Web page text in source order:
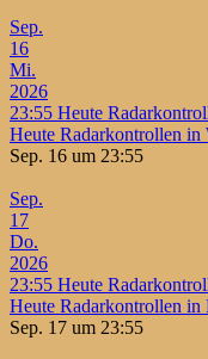
Sep.
16
Mi.
2026
23:55 Heute
Heute Radarkontrollen in
Sep. 16 um 23:55
Sep.
17
Do.
2026
23:55 Heute
Heute Radarkontrollen in
Sep. 17 um 23:55